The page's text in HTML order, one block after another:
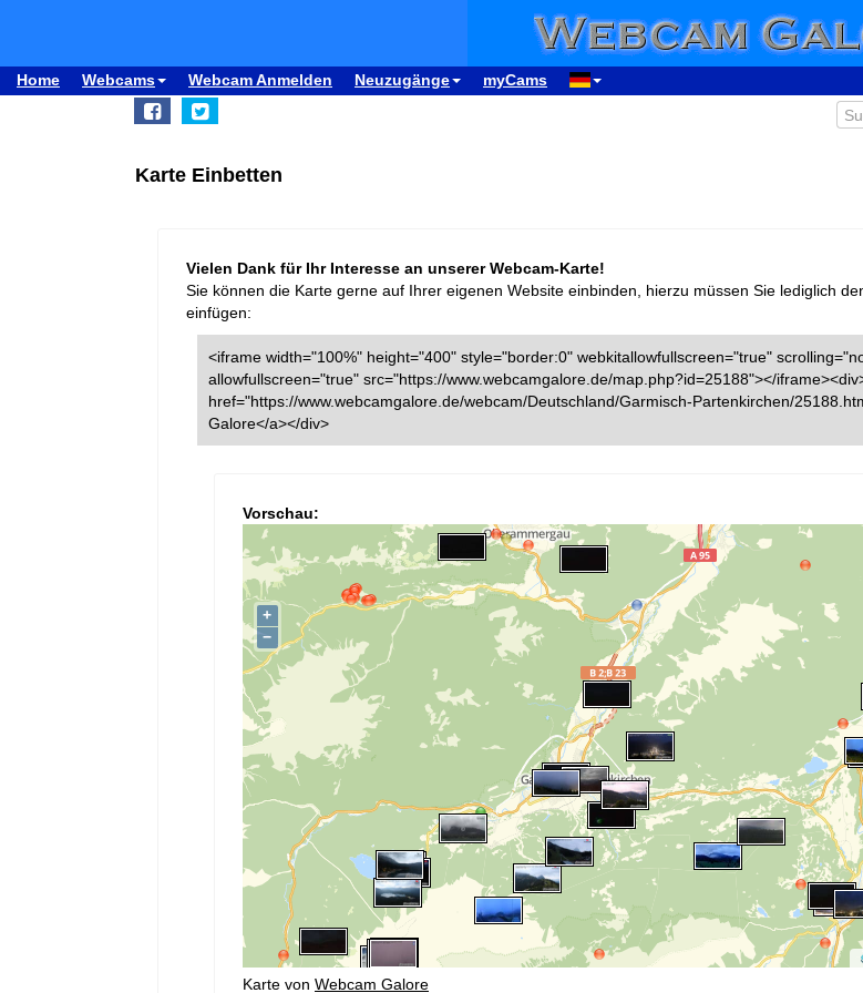
Home Webcams Webcam Anmelden Neuzugänge myCams
Karte Einbetten
Vielen Dank für Ihr Interesse an unserer Webcam-Karte!
Sie können die Karte gerne auf Ihrer eigenen Website einbinden, hierzu müssen Sie lediglich
einfügen:
<iframe width="100%" height="400" style="border:0" webkitallowfullscreen="true"
allowfullscreen="true" src="https://www.webcamgalore.de/map.php?id=25188"></
href="https://www.webcamgalore.de/webcam/Deutschland/Garmisch-Partenkirchen/
Galore</a></div>
Vorschau:
Karte von Webcam Galore